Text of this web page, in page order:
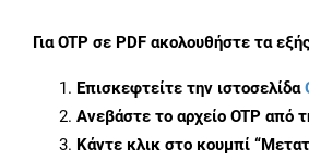
ΓιαOTP σε PDF ακολουθήστε τα
Επισκεφτείτε την ιστοσελίδα
Ανεβάστε το αρχείο OTP από
Κάντε κλικ στο κουμπί